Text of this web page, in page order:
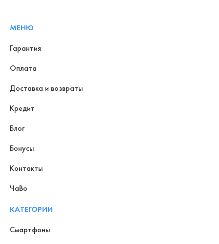
МЕНЮ
Гарантия
Оплата
Доставка и возвраты
Кредит
Блог
Бонусы
Контакты
ЧаВо
КАТЕГОРИИ
Смартфоны